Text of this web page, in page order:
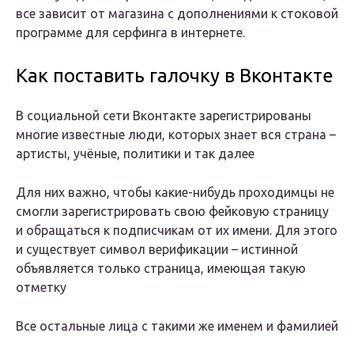
все зависит от магазина с дополнениями к стоковой
программе для серфинга в интернете.
Как поставить галочку в Вконтакте
В социальной сети Вконтакте зарегистрированы
многие известные люди, которых знает вся страна –
артисты, учёные, политики и так далее
Для них важно, чтобы какие-нибудь проходимцы не
смогли зарегистрировать свою фейковую страницу
и обращаться к подписчикам от их имени. Для этого
и существует символ верификации – истинной
объявляется только страница, имеющая такую
отметку
Все остальные лица с такими же именем и фамилией